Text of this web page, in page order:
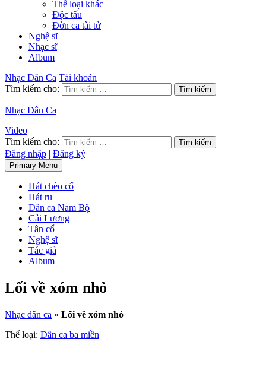
Thể loại khác
Độc tấu
Đờn ca tài tử
Nghệ sĩ
Nhạc sĩ
Album
Nhạc Dân Ca Tài khoản
Tìm kiếm cho:
Nhạc Dân Ca
Video
Tìm kiếm cho:
Đăng nhập | Đăng ký
Primary Menu
Hát chèo cổ
Hát ru
Dân ca Nam Bộ
Cải Lương
Tân cổ
Nghệ sĩ
Tác giả
Album
Lối về xóm nhỏ
Nhạc dân ca » Lối về xóm nhỏ
Thể loại: Dân ca ba miền